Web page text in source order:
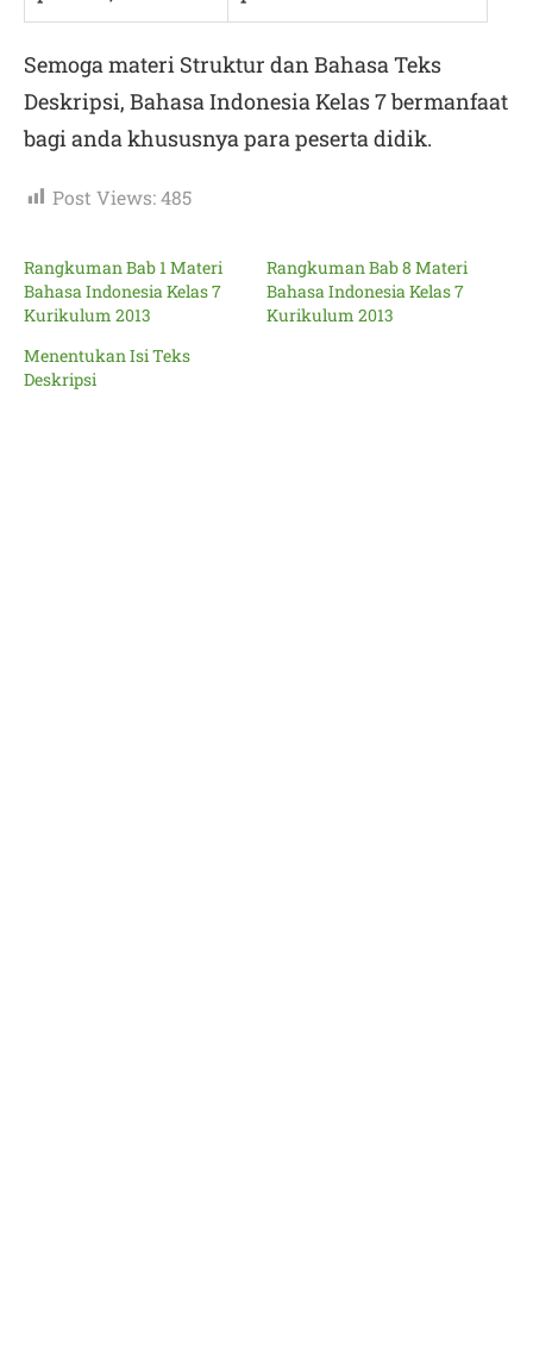
Semoga materi Struktur dan Bahasa Teks
Deskripsi, Bahasa Indonesia Kelas 7 bermanfaat
bagi anda khususnya para peserta didik.
Post Views:485
Rangkuman Bab 1 Materi
Bahasa Indonesia Kelas 7
Kurikulum 2013
Rangkuman Bab 8 Materi
Bahasa Indonesia Kelas 7
Kurikulum 2013
Menentukan Isi Teks
Deskripsi